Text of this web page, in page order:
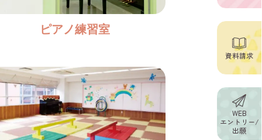
ピアノ練習室
資料請求
WEB
エントリー/
出願